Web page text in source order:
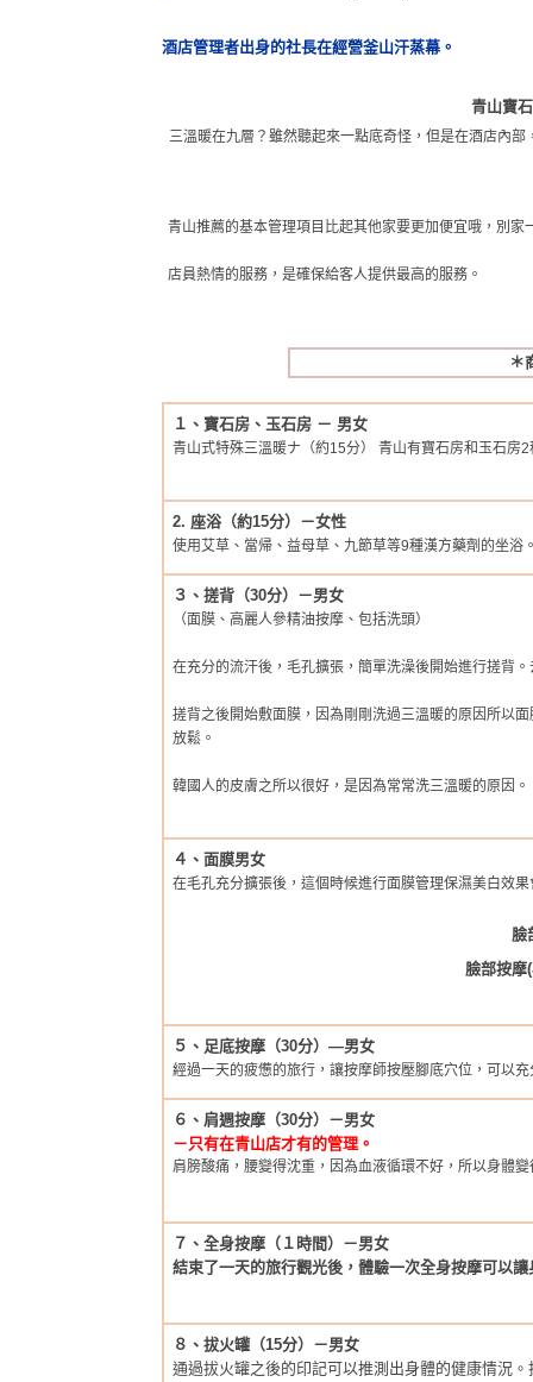
酒店管理者出身的社長在經營釜山汗蒸幕。
青山寶
三溫暖在九層？雖然聽起來一點底奇怪，但是在酒店內部
青山推薦的基本管理項目比起其他家要更加便宜哦，別
店員熱情的服務，是確保給客人提供最高的服務。
＊
１、寶石房、玉石房 － 男女
青山式特殊三溫暖ナ（約15分） 青山有寶石房和玉石房
2. 座浴（約15分）－女性
使用艾草、當帰、益母草、九節草等9種漢方藥劑的坐浴
３、搓背（30分）－男女
（面膜、高麗人參精油按摩、包括洗頭）
在充分的流汗後，毛孔擴張，簡單洗澡後開始進行搓背
搓背之後開始敷面膜，因為剛剛洗過三溫暖的原因所以
放鬆。
韓國人的皮膚之所以很好，是因為常常洗三溫暖的原因。
４、面膜男女
在毛孔充分擴張後，這個時候進行面膜管理保濕美白效
臉
臉部按摩
５、足底按摩（30分）―男女
經過一天的疲憊的旅行，讓按摩師按壓腳底穴位，可以
６、肩週按摩（30分）－男女
－只有在青山店才有的管理。
肩膀酸痛，腰變得沈重，因為血液循環不好，所以身體
７、全身按摩（１時間）－男女
結束了一天的旅行觀光後，體驗一次全身按摩可以
８、拔火罐（15分）－男女
通過拔火罐之後的印記可以推測出身體的健康情況